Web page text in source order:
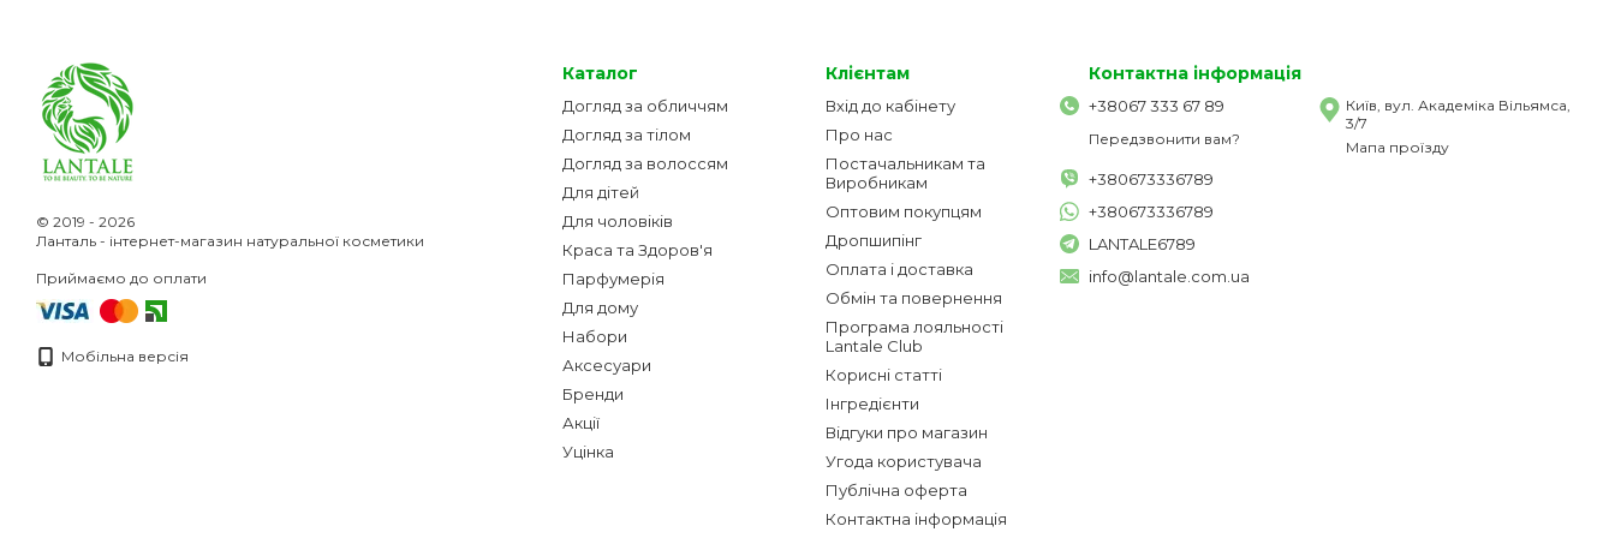
© 2019 - 2026
Ланталь - інтернет-магазин натуральної косметики
Приймаємо до оплати
Мобільна версія
Каталог
Догляд за обличчям
Догляд за тілом
Догляд за волоссям
Для дітей
Для чоловіків
Краса та Здоров'я
Парфумерія
Для дому
Набори
Аксесуари
Бренди
Акції
Уцінка
Клієнтам
Вхід до кабінету
Про нас
Постачальникам та
Виробникам
Оптовим покупцям
Дропшипінг
Оплата і доставка
Обмін та повернення
Програма лояльності
Lantale Club
Корисні статті
Інгредієнти
Відгуки про магазин
Угода користувача
Публічна оферта
Контактна інформація
Контактна інформація
+38067 333 67 89
Передзвонити вам?
+380673336789
+380673336789
LANTALE6789
info@lantale.com.ua
Київ, вул. Академіка Вільямса,
3/7
Мапа проїзду